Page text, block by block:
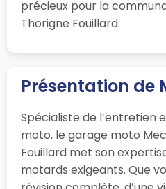
précieux pour la
Thorigne Fouillard.
Présentation de
Spécialiste de l’entretien
moto, le garage moto
Fouillard met son
motards exigeants. Que